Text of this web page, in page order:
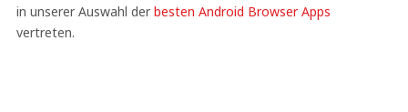
in unserer Auswahl der besten Android Browser Apps
vertreten.